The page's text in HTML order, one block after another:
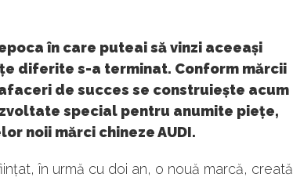
în care puteai să vinzi aceeași
diferite s-a terminat. Conform mărcii
de succes se construiește acum
special pentru anumite piețe,
noii mărci chineze AUDI.
în urmă cu doi an, o nouă marcă, creată